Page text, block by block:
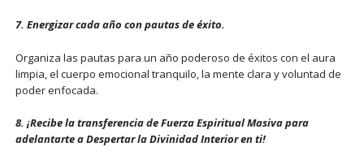
7. Energizar cada año con pautas de éxito.
Organiza las pautas para un año poderoso de éxitos con el aura
limpia, el cuerpo emocional tranquilo, la mente clara y voluntad de
poder enfocada.
8. ¡Recibe la transferencia de Fuerza Espiritual Masiva para
adelantarte a Despertar la Divinidad Interior en ti!